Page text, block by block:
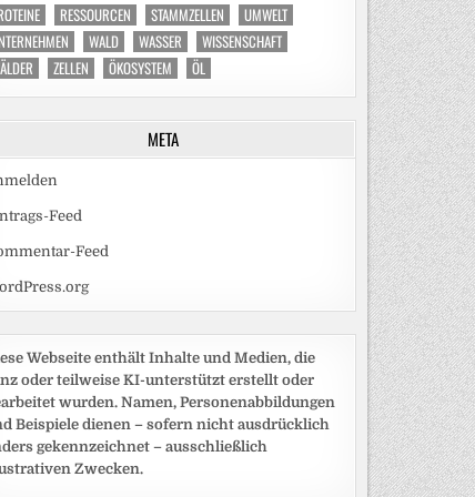
RESSOURCEN STAMMZELLEN
UMWELT
WALD WASSER
WISSENSCHAFT
ZELLEN ÖKOSYSTEM ÖL
META
Feed
Feed
Webseite enthält Inhalte und Medien, die
oder teilweise KI-unterstützt erstellt oder
wurden. Namen, Personenabbildungen
Beispiele dienen – sofern nicht ausdrücklich
gekennzeichnet – ausschließlich
Zwecken.